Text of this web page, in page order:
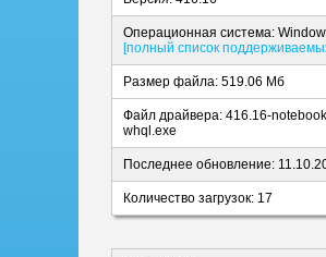
Операционная система:
[полный список
Размер файла: 519.06 Мб
Файл драйвера: 416.16-
whql.exe
Последнее обновление:
Количество загрузок: 17